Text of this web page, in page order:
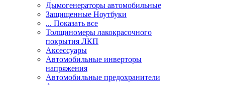
Дымогенераторы автомобильные
Защищенные Ноутбуки
... Показать все
Толщиномеры лакокрасочного
покрытия ЛКП
Аксессуары
Автомобильные инверторы
напряжения
Автомобильные предохранители